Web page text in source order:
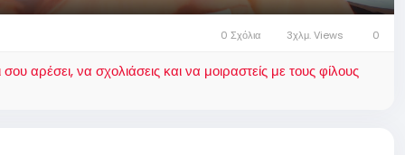
Mute SettingsPicture-
in-
0 Σχόλια 3χλμ. Views 0
αρέσει, να σχολιάσεις και να μοιραστείς με τους φίλους